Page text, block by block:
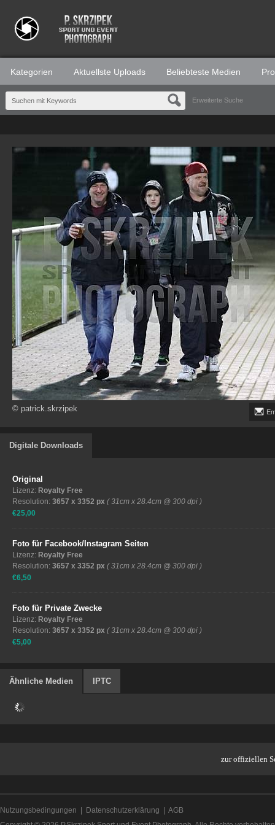
Kategorien Aktuellste Uploads Beliebteste Medien
Erweiterte Suche
© patrick.skrzipek
Digitale Downloads
Original
Lizenz: Royalty Free
Resolution: 3657 x 3352 px ( 31cm x 28.4cm @ 300 dpi )
€25,00
Foto für Facebook/Instagram Seiten
Lizenz: Royalty Free
Resolution: 3657 x 3352 px ( 31cm x 28.4cm @ 300 dpi )
€6,50
Foto für Private Zwecke
Lizenz: Royalty Free
Resolution: 3657 x 3352 px ( 31cm x 28.4cm @ 300 dpi )
€5,00
Ähnliche Medien IPTC
zur offiziellen
Nutzungsbedingungen Datenschutzerklärung
AGB